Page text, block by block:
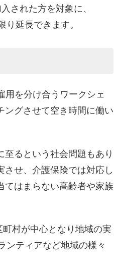
された方を対象に、
延長できます。
用を分け合うワークシェ
ングさせて空き時間に働い
るという社会問題もあり
させ、介護保険では対応し
てはまらない高齢者や家族
村が中心となり地域の実
ンティアなど地域の様々